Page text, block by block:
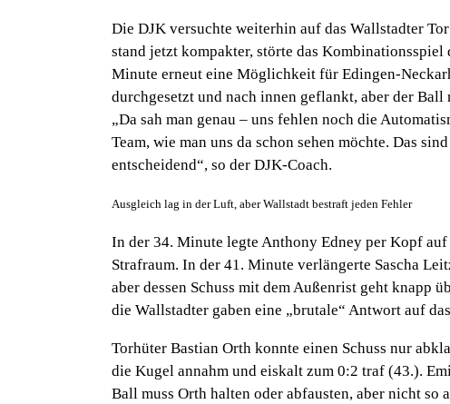
Die DJK versuchte weiterhin auf das Wallstadter
stand jetzt kompakter, störte das
Minute erneut eine Möglichkeit für Edingen-
durchgesetzt und nach innen geflankt, aber der
„Da sah man genau – uns fehlen noch die
Team, wie man uns da schon sehen möchte. Das
entscheidend“, so der DJK-Coach.
Ausgleich lag in der Luft, aber Wallstadt bestraft jeden Fehler
In der 34. Minute legte Anthony Edney per Kopf
Strafraum. In der 41. Minute verlängerte Sascha
aber dessen Schuss mit dem Außenrist geht knapp
die Wallstadter gaben eine „brutale“ Antwort auf
Torhüter Bastian Orth konnte einen Schuss nur
die Kugel annahm und eiskalt zum 0:2 traf (43.).
Ball muss Orth halten oder abfausten, aber nicht so